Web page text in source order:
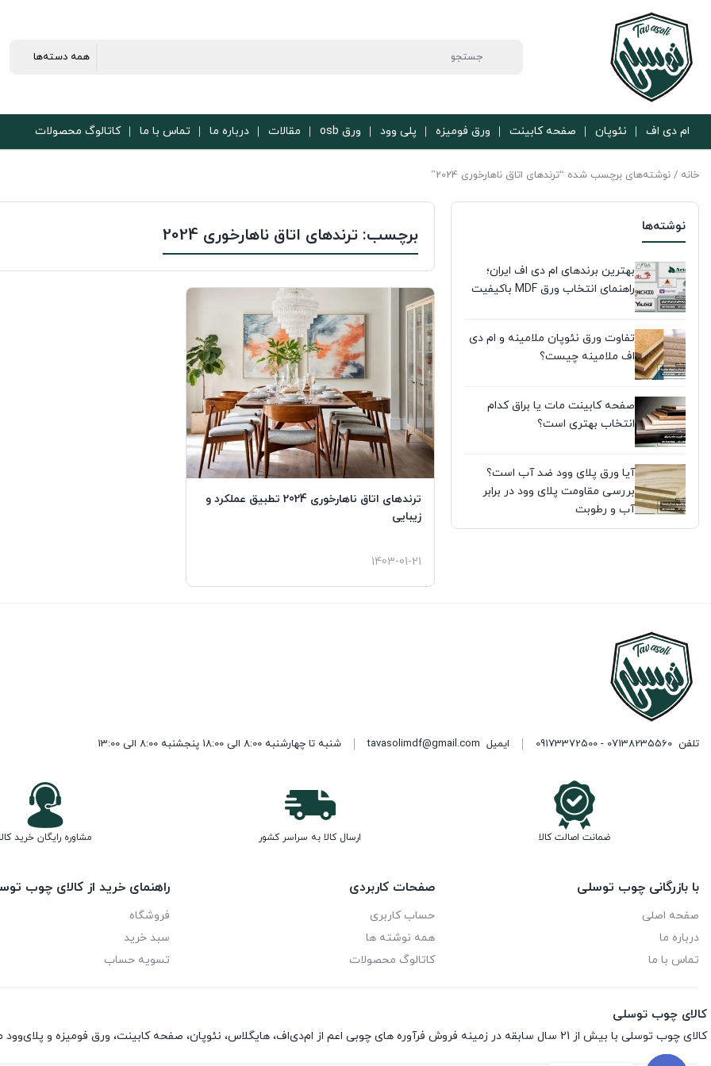
ام دی اف نئوپان صفحه کابینت ورق فومیزه پلی وود ورق osb مقالات درباره ما تماس با ما کاتالوگ محصولات
خانه / نوشته‌های برچسب شده “ترندهای اتاق ناهارخوری 2024”
نوشته‌ها
بهترین برندهای ام دی اف ایران؛
راهنمای انتخاب ورق MDF باکیفیت
تفاوت ورق نئوپان ملامینه و ام دی
اف ملامینه چیست؟
صفحه کابینت مات یا براق کدام
انتخاب بهتری است؟
آیا ورق پلای وود ضد آب است؟
بررسی مقاومت پلای وود در برابر
آب و رطوبت
برچسب:ترندهای اتاق ناهارخوری 2024
ترندهای اتاق ناهارخوری 2024 تطبیق عملکرد و
زیبایی
1403-01-21
تلفن 07138235560 - 09173372500 ایمیل tavasolimdf@gmail.com شنبه تا چهارشنبه 8:00 الی 18:00 پنجشنبه 8:00 الی 13:00
ضمانت اصالت کالا ارسال کالا به سراسر کشور مشاوره رایگان خرید
با بازرگانی چوب توسلی
صفحه اصلی
درباره ما
تماس با ما
صفحات کاربردی
حساب کاربری
همه نوشته ها
کاتالوگ محصولات
راهنمای خرید از کالای چوب
فروشگاه
سبد خرید
تسویه حساب
کالای چوب توسلی
کالای چوب توسلی با بیش از 21 سال سابقه در زمینه فروش فرآوره های چوبی اعم از ام‌دی‌اف، هایگلاس، نئوپان، صفحه کابینت، ورق فومیزه و پلای‌وود می باشد.